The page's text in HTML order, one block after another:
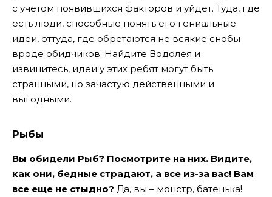
с учетом появившихся факторов и уйдет. Туда, где
есть люди, способные понять его гениальные
идеи, оттуда, где обретаются не всякие снобы
вроде обидчиков. Найдите Водолея и
извинитесь, идеи у этих ребят могут быть
странными, но зачастую действенными и
выгодными.
Рыбы
Вы обидели Рыб? Посмотрите на них. Видите,
как они, бедные страдают, а все из-за вас! Вам
все еще не стыдно? Да, вы – монстр, батенька!